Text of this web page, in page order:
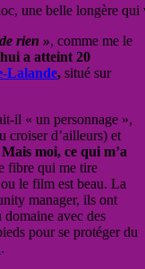
une belle longère qui
rien », comme me le
a atteint 20
Lalande, situé sur
il « un personnage »,
croiser d’ailleurs) et
Mais moi, ce qui m’a
fibre qui me tire
le film est beau. La
manager, ils ont
avec des
pour se protéger du
.